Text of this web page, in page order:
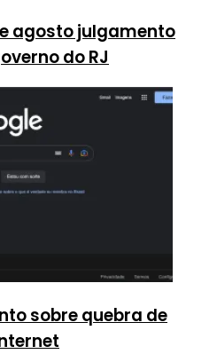
agosto julgamento
do RJ
sobre quebra de